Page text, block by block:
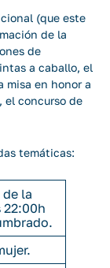
(que este
de la
de
a caballo, el
misa en honor a
el concurso de
temáticas:
de la
22:00h